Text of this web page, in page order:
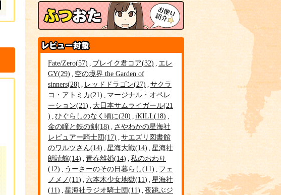
Fate/Zero 57 ブレイク君コア 32
エレ
GY 29
空の境界 the Garden of
sinners 28 レッドドラゴン 27
サクラ
コ・アトミカ 21
マージナル・オペレ
ーション 21 大日本サムライガール 21
ひぐらしのなく頃に 20 iKILL 18
金の瞳と鉄の剣 18
さやわかの星海社
レビュアー騎士団 17
サエズリ図書館
のワルツさん 14 星海大戦 14
星海社
朗読館 14 青春離婚 14
私のおわり
12
うーさーのその日暮らし 11
フェ
ノメノ 11 六本木少女地獄 11
星海社
11
星海社ラジオ騎士団 11
夜跳ぶジ